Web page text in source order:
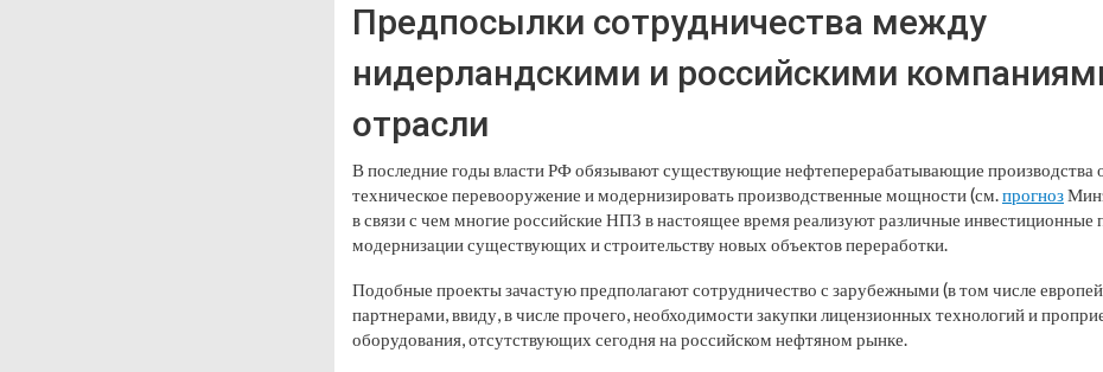
Предпосылки сотрудничества между
нидерландскими и российскими
отрасли
В последние годы власти РФ обязывают существующие нефтеперерабатывающие производства
техническое перевооружение и модернизировать производственные мощности (см.прогноз
в связи с чем многие российские НПЗ в настоящее время реализуют различные инвестиционные
модернизации существующих и строительству новых объектов переработки.
Подобные проекты зачастую предполагают сотрудничество с зарубежными (в том числе
партнерами, ввиду, в числе прочего, необходимости закупки лицензионных технологий и
оборудования, отсутствующих сегодня на российском нефтяном рынке.